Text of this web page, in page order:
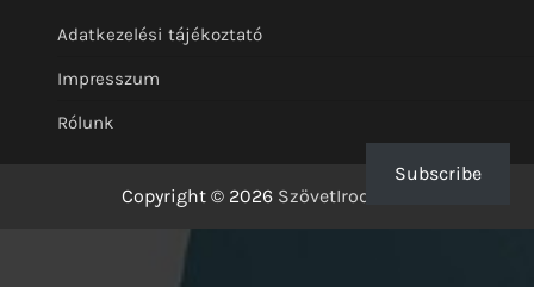
Adatkezelési tájékoztató
Impresszum
Rólunk
Copyright © 2026 SzövetIrodalom
Subscribe